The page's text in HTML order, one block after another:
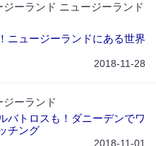
ジーランド ニュージーランド
ニュージーランドにある世界
2018-11-28
ジーランド
バトロスも！ダニーデンでワ
チング
2018-11-01